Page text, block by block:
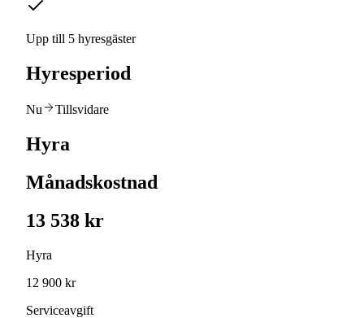
Upp till 5 hyresgäster
Hyresperiod
Nu Tillsvidare
Hyra
Månadskostnad
13 538 kr
Hyra
12 900 kr
Serviceavgift